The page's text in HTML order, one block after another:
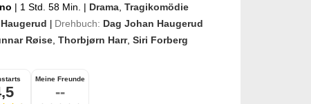
| 1 Std. 58 Min. | Drama Tragikomödie
| Drehbuch: Dag Johan Haugerud
Røise Thorbjørn Harr, Siri Forberg
Meine Freunde
--